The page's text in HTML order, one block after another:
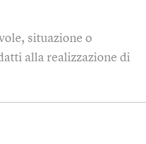
situazione o
alla realizzazione di